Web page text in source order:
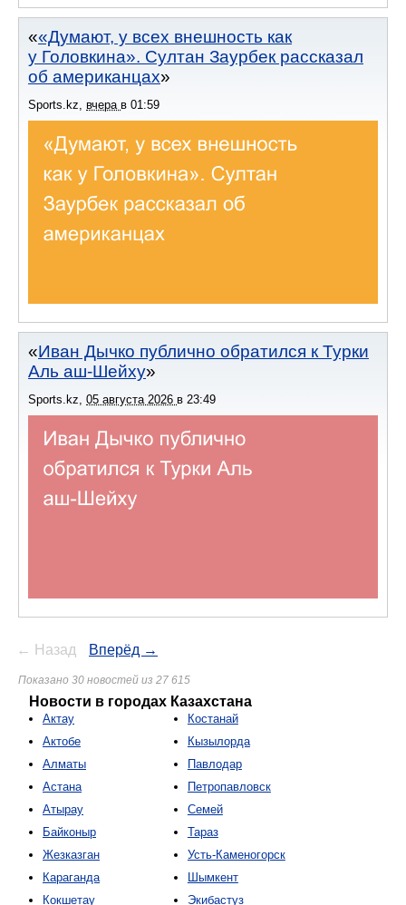
«Думают, у всех внешность как
у Головкина». Султан Заурбек рассказал
об американцах
Sports.kz, вчера в 01:59
Иван Дычко публично обратился к Турки
Аль аш-Шейху
Sports.kz, 05 августа 2026 в 23:49
← Назад Вперёд →
Показано 30 новостей из 27 615
Новости в городах Казахстана
Актау
Актобе
Алматы
Астана
Атырау
Байконыр
Жезказган
Караганда
Кокшетау
Костанай
Кызылорда
Павлодар
Петропавловск
Семей
Тараз
Усть-Каменогорск
Шымкент
Экибастуз